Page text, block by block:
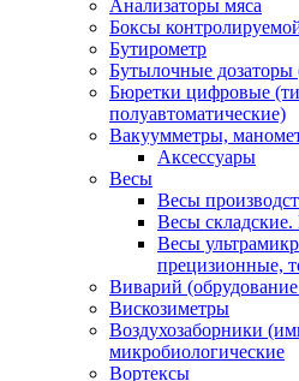
Анализаторы мяса
Боксы
Бутирометр
Бутылочные
Бюретки цифровые
полуавтоматические)
Вакуумметры,
Аксессуары
Весы
Весы
Весы складские.
Весы
прецизионные,
Виварий
Вискозиметры
Воздухозаборники
микробиологические
Вортексы